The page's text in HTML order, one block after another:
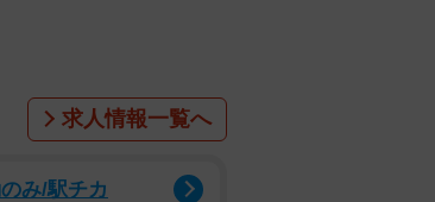
不信感と諦念を広げてい
や世界最大の「不安定指
求人情報一覧へ
み/駅チカ